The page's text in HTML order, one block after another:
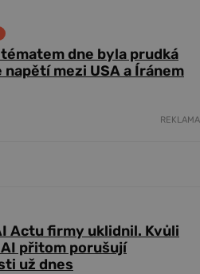
dne byla prudká
napětí mezi USA a Íránem
REKLAMA
Actu firmy uklidnil. Kvůli
přitom porušují
už dnes